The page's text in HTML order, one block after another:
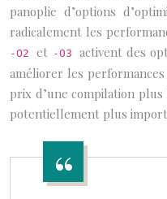
panoplie d’options
radicalement les
-O2et -O3 activent des
améliorer les performances
prix d’une compilation
potentiellement plus